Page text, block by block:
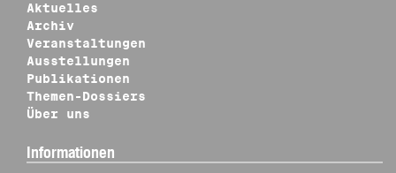
Aktuelles
Archiv
Veranstaltungen
Ausstellungen
Publikationen
Themen-Dossiers
Über uns
Informationen